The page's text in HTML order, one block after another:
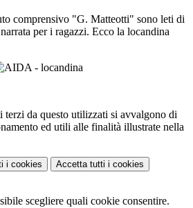
comprensivo "G. Matteotti" sono leti di
per i ragazzi. Ecco la locandina
terzi da questo utilizzati si avvalgono di
ed utili alle finalità illustrate nella
i cookies Accetta tutti i cookies
scegliere quali cookie consentire.